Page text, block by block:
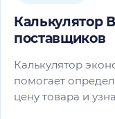
Калькулятор
поставщиков
Калькулятор
помогает
цену товара и